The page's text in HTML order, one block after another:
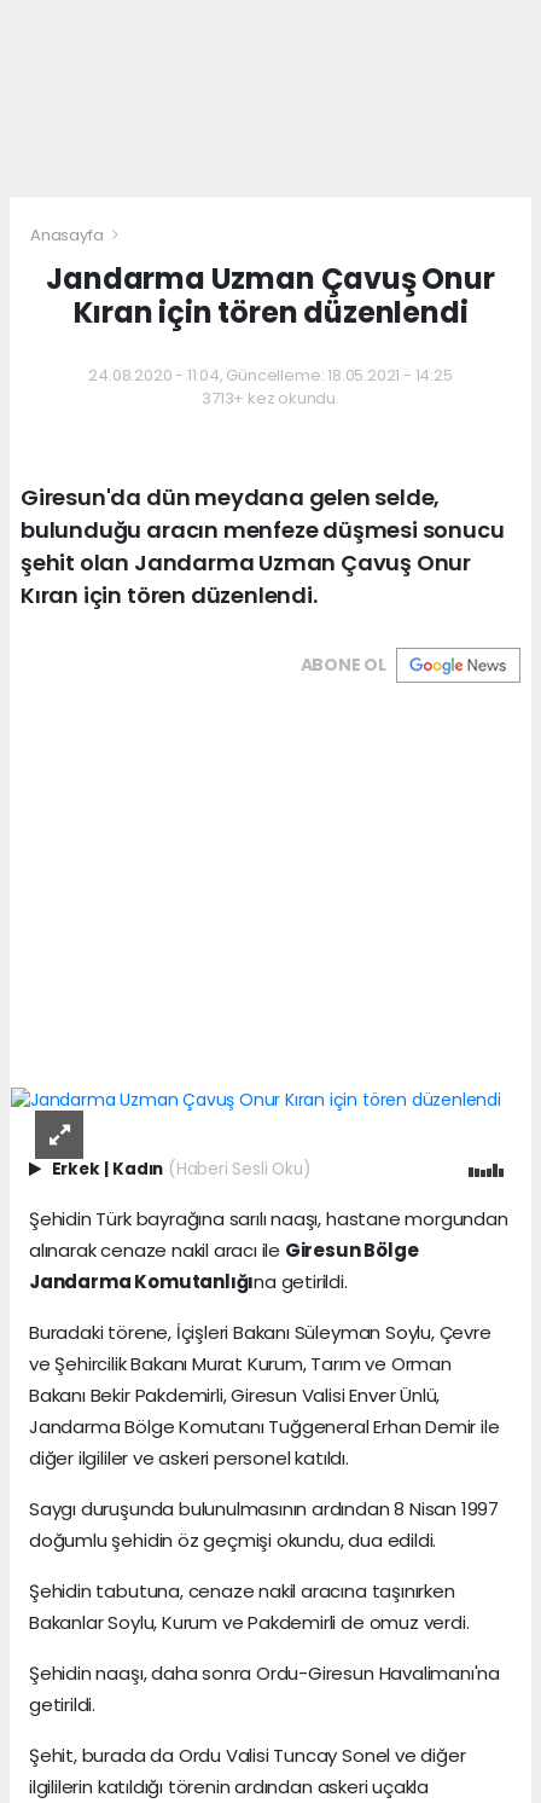
Anasayfa
Jandarma Uzman Çavuş Onur
Kıran için tören düzenlendi
24.08.2020 - 11:04, Güncelleme: 18.05.2021 - 14:25
3713+ kez okundu.
Giresun'da dün meydana gelen selde,
bulunduğu aracın menfeze düşmesi sonucu
şehit olan Jandarma Uzman Çavuş Onur
Kıran için tören düzenlendi.
ABONE OL
Erkek | Kadın (Haberi Sesli Oku)
Şehidin Türk bayrağına sarılı naaşı, hastane morgundan
alınarak cenaze nakil aracı ile Giresun Bölge
Jandarma Komutanlığına getirildi.
Buradaki törene, İçişleri Bakanı Süleyman Soylu, Çevre
ve Şehircilik Bakanı Murat Kurum, Tarım ve Orman
Bakanı Bekir Pakdemirli, Giresun Valisi Enver Ünlü,
Jandarma Bölge Komutanı Tuğgeneral Erhan Demir ile
diğer ilgililer ve askeri personel katıldı.
Saygı duruşunda bulunulmasının ardından 8 Nisan 1997
doğumlu şehidin öz geçmişi okundu, dua edildi.
Şehidin tabutuna, cenaze nakil aracına taşınırken
Bakanlar Soylu, Kurum ve Pakdemirli de omuz verdi.
Şehidin naaşı, daha sonra Ordu-Giresun Havalimanı'na
getirildi.
Şehit, burada da Ordu Valisi Tuncay Sonel ve diğer
ilgililerin katıldığı törenin ardından askeri uçakla